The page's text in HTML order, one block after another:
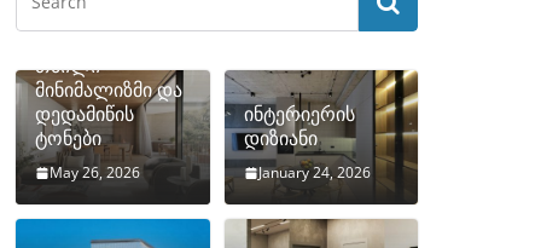
თბილი
მინიმალიზმი და
დედამიწის
ტონები
May 26, 2026
ინტერიერის
დიზიანი
January 24, 2026